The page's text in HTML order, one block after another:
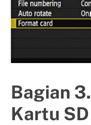
Bagian
Kartu